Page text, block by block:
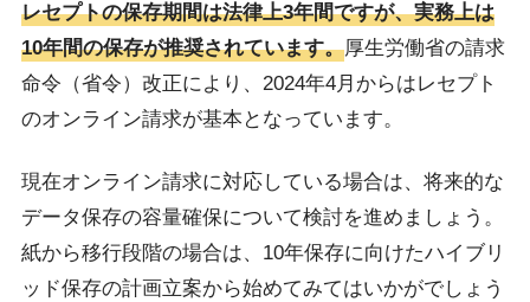
レセプトの保存期間は法律上3年間ですが、実務上は
10年間の保存が推奨されています。厚生労働省の請求
命令（省令）改正により、2024年4月からはレセプト
のオンライン請求が基本となっています。
現在オンライン請求に対応している場合は、将来的な
データ保存の容量確保について検討を進めましょう。
紙から移行段階の場合は、10年保存に向けたハイブリ
ッド保存の計画立案から始めてみてはいかがでしょう